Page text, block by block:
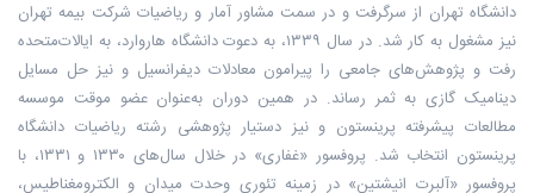
دانشگاه تهران از سرگرفت و در سمت مشاور آمار و ریاضیات شرکت بیمه تهران
نیز مشغول به کار شد. در سال ۱۳۳۹، به دعوت دانشگاه هاروارد، به ایالات‌متحده
رفت و پژوهش‌های جامعی را پیرامون معادلات دیفرانسیل و نیز حل مسایل
دینامیک گازی به ثمر رساند. در همین دوران به‌عنوان عضو موقت موسسه
مطالعات پیشرفته پرینستون و نیز دستیار پژوهشی رشته ریاضیات دانشگاه
پرینستون انتخاب شد. پروفسور «غفاری» در خلال سال‌های ۱۳۳۰ و ۱۳۳۱، با
پروفسور «آلبرت انیشتین» در زمینه تئوری وحدت میدان و الکترومغناطیس،